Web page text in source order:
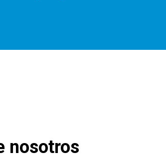
nosotros